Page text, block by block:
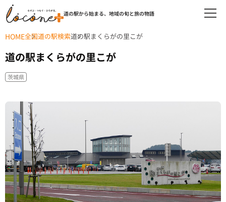
道の駅から始まる、地域の旬と旅の物語
HOME全国道の駅検索道の駅まくらがの里こが
道の駅まくらがの里こが
茨城県